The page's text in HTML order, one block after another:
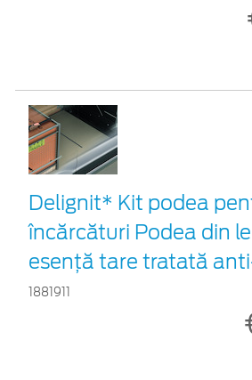
Delignit* Kit podea
încărcături Podea din
esență tare tratată
1881911